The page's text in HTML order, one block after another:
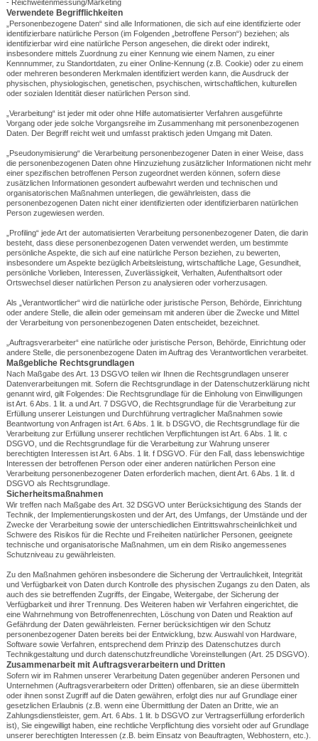
- Reichweitenmessung/Marketing
Verwendete Begrifflichkeiten
„Personenbezogene Daten“ sind alle Informationen, die sich auf eine identifizierte oder
identifizierbare natürliche Person (im Folgenden „betroffene Person“) beziehen; als
identifizierbar wird eine natürliche Person angesehen, die direkt oder indirekt,
insbesondere mittels Zuordnung zu einer Kennung wie einem Namen, zu einer
Kennnummer, zu Standortdaten, zu einer Online-Kennung (z.B. Cookie) oder zu einem
oder mehreren besonderen Merkmalen identifiziert werden kann, die Ausdruck der
physischen, physiologischen, genetischen, psychischen, wirtschaftlichen, kulturellen
oder sozialen Identität dieser natürlichen Person sind.
„Verarbeitung“ ist jeder mit oder ohne Hilfe automatisierter Verfahren ausgeführte
Vorgang oder jede solche Vorgangsreihe im Zusammenhang mit personenbezogenen
Daten. Der Begriff reicht weit und umfasst praktisch jeden Umgang mit Daten.
„Pseudonymisierung“ die Verarbeitung personenbezogener Daten in einer Weise, dass
die personenbezogenen Daten ohne Hinzuziehung zusätzlicher Informationen nicht mehr
einer spezifischen betroffenen Person zugeordnet werden können, sofern diese
zusätzlichen Informationen gesondert aufbewahrt werden und technischen und
organisatorischen Maßnahmen unterliegen, die gewährleisten, dass die
personenbezogenen Daten nicht einer identifizierten oder identifizierbaren natürlichen
Person zugewiesen werden.
„Profiling“ jede Art der automatisierten Verarbeitung personenbezogener Daten, die darin
besteht, dass diese personenbezogenen Daten verwendet werden, um bestimmte
persönliche Aspekte, die sich auf eine natürliche Person beziehen, zu bewerten,
insbesondere um Aspekte bezüglich Arbeitsleistung, wirtschaftliche Lage, Gesundheit,
persönliche Vorlieben, Interessen, Zuverlässigkeit, Verhalten, Aufenthaltsort oder
Ortswechsel dieser natürlichen Person zu analysieren oder vorherzusagen.
Als „Verantwortlicher“ wird die natürliche oder juristische Person, Behörde, Einrichtung
oder andere Stelle, die allein oder gemeinsam mit anderen über die Zwecke und Mittel
der Verarbeitung von personenbezogenen Daten entscheidet, bezeichnet.
„Auftragsverarbeiter“ eine natürliche oder juristische Person, Behörde, Einrichtung oder
andere Stelle, die personenbezogene Daten im Auftrag des Verantwortlichen verarbeitet.
Maßgebliche Rechtsgrundlagen
Nach Maßgabe des Art. 13 DSGVO teilen wir Ihnen die Rechtsgrundlagen unserer
Datenverarbeitungen mit. Sofern die Rechtsgrundlage in der Datenschutzerklärung nicht
genannt wird, gilt Folgendes: Die Rechtsgrundlage für die Einholung von Einwilligungen
ist Art. 6 Abs. 1 lit. a und Art. 7 DSGVO, die Rechtsgrundlage für die Verarbeitung zur
Erfüllung unserer Leistungen und Durchführung vertraglicher Maßnahmen sowie
Beantwortung von Anfragen ist Art. 6 Abs. 1 lit. b DSGVO, die Rechtsgrundlage für die
Verarbeitung zur Erfüllung unserer rechtlichen Verpflichtungen ist Art. 6 Abs. 1 lit. c
DSGVO, und die Rechtsgrundlage für die Verarbeitung zur Wahrung unserer
berechtigten Interessen ist Art. 6 Abs. 1 lit. f DSGVO. Für den Fall, dass lebenswichtige
Interessen der betroffenen Person oder einer anderen natürlichen Person eine
Verarbeitung personenbezogener Daten erforderlich machen, dient Art. 6 Abs. 1 lit. d
DSGVO als Rechtsgrundlage.
Sicherheitsmaßnahmen
Wir treffen nach Maßgabe des Art. 32 DSGVO unter Berücksichtigung des Stands der
Technik, der Implementierungskosten und der Art, des Umfangs, der Umstände und der
Zwecke der Verarbeitung sowie der unterschiedlichen Eintrittswahrscheinlichkeit und
Schwere des Risikos für die Rechte und Freiheiten natürlicher Personen, geeignete
technische und organisatorische Maßnahmen, um ein dem Risiko angemessenes
Schutzniveau zu gewährleisten.
Zu den Maßnahmen gehören insbesondere die Sicherung der Vertraulichkeit, Integrität
und Verfügbarkeit von Daten durch Kontrolle des physischen Zugangs zu den Daten, als
auch des sie betreffenden Zugriffs, der Eingabe, Weitergabe, der Sicherung der
Verfügbarkeit und ihrer Trennung. Des Weiteren haben wir Verfahren eingerichtet, die
eine Wahrnehmung von Betroffenenrechten, Löschung von Daten und Reaktion auf
Gefährdung der Daten gewährleisten. Ferner berücksichtigen wir den Schutz
personenbezogener Daten bereits bei der Entwicklung, bzw. Auswahl von Hardware,
Software sowie Verfahren, entsprechend dem Prinzip des Datenschutzes durch
Technikgestaltung und durch datenschutzfreundliche Voreinstellungen (Art. 25 DSGVO).
Zusammenarbeit mit Auftragsverarbeitern und Dritten
Sofern wir im Rahmen unserer Verarbeitung Daten gegenüber anderen Personen und
Unternehmen (Auftragsverarbeitern oder Dritten) offenbaren, sie an diese übermitteln
oder ihnen sonst Zugriff auf die Daten gewähren, erfolgt dies nur auf Grundlage einer
gesetzlichen Erlaubnis (z.B. wenn eine Übermittlung der Daten an Dritte, wie an
Zahlungsdienstleister, gem. Art. 6 Abs. 1 lit. b DSGVO zur Vertragserfüllung erforderlich
ist), Sie eingewilligt haben, eine rechtliche Verpflichtung dies vorsieht oder auf Grundlage
unserer berechtigten Interessen (z.B. beim Einsatz von Beauftragten, Webhostern, etc.).